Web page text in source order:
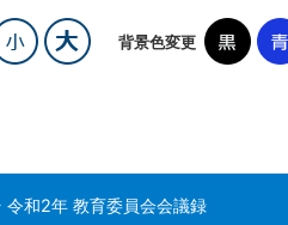
背景色変更
令和2年 教育委員会会議録